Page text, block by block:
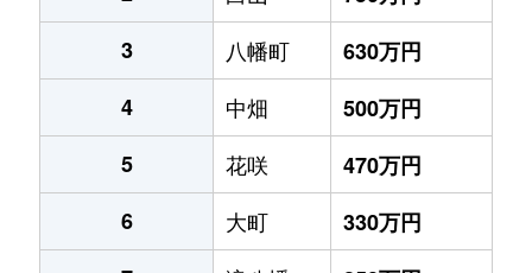
3
八幡町
630万円
4
中畑
500万円
5
花咲
470万円
6
大町
330万円